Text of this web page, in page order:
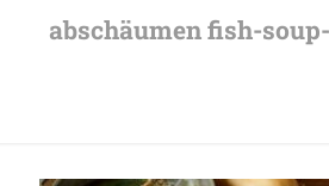
abschäumen fish-soup-